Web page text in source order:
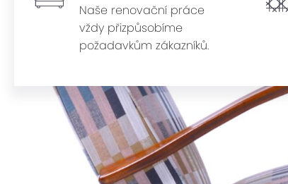
Naše renovační práce
vždy přizpůsobíme
požadavkům zákazníků.